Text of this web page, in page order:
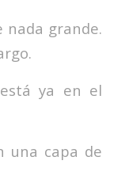
nada grande.
ya en el
una capa de